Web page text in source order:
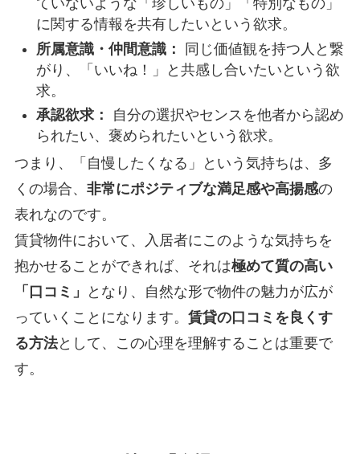
ていないような「珍しいもの」「特別なもの」
に関する情報を共有したいという欲求。
所属意識・仲間意識：
同じ価値観を持つ人と繋
がり、「いいね！」と共感し合いたいという欲
求。
承認欲求：
自分の選択やセンスを他者から認め
られたい、褒められたいという欲求。
つまり、「自慢したくなる」という気持ちは、多
くの場合、 非常にポジティブな満足感や高揚感の
表れなのです。
賃貸物件において、入居者にこのような気持ちを
抱かせることができれば、それは極めて質の高い
「口コミ」
となり、自然な形で物件の魅力が広が
っていくことになります。 賃貸の口コミを良くす
る方法として、この心理を理解することは重要で
す。